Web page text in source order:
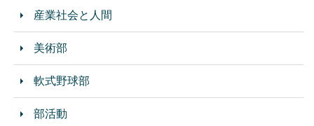
産業社会と人間
美術部
軟式野球部
部活動